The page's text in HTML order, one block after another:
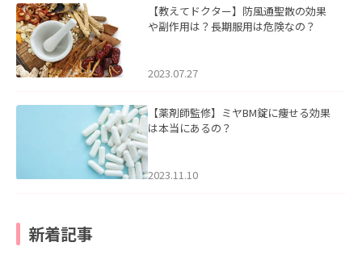
【教えてドクター】防風通聖散の効果
や副作用は？長期服用は危険なの？
2023.07.27
【薬剤師監修】ミヤBM錠に痩せる効果
は本当にあるの？
2023.11.10
新着記事